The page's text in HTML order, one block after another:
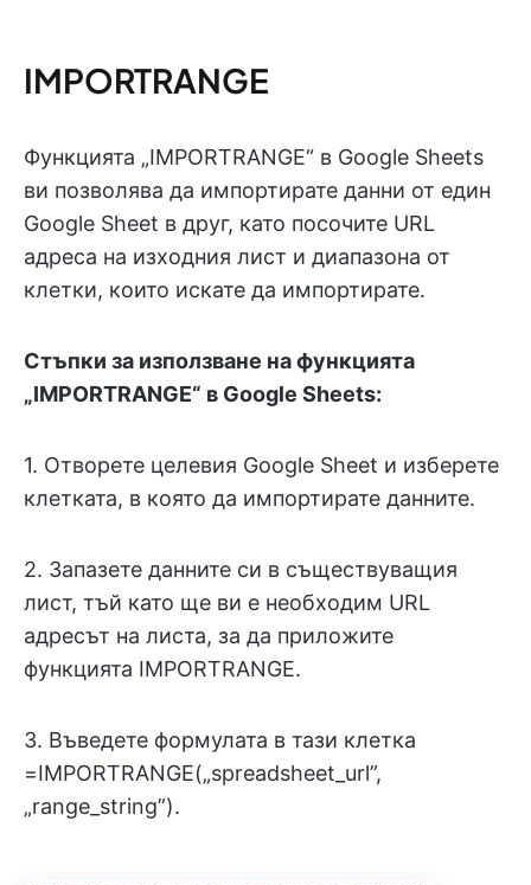
IMPORTRANGE
Функцията „IMPORTRANGE“ в Google Sheets
ви позволява да импортирате данни от един
Google Sheet в друг, като посочите URL
адреса на изходния лист и диапазона от
клетки, които искате да импортирате.
Стъпки за използване на функцията
„IMPORTRANGE“ в Google Sheets:
1. Отворете целевия Google Sheet и изберете
клетката, в която да импортирате данните.
2. Запазете данните си в съществуващия
лист, тъй като ще ви е необходим URL
адресът на листа, за да приложите
функцията IMPORTRANGE.
3. Въведете формулата в тази клетка
=IMPORTRANGE(„spreadsheet_url”,
„range_string”).